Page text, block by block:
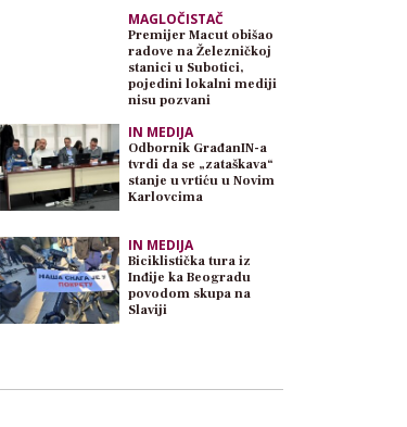
MAGLOČISTAČ
Premijer Macut obišao
radove na Železničkoj
stanici u Subotici,
pojedini lokalni mediji
nisu pozvani
IN MEDIJA
Odbornik GrađanIN-a
tvrdi da se „zataškava“
stanje u vrtiću u Novim
Karlovcima
IN MEDIJA
Biciklistička tura iz
Inđije ka Beogradu
povodom skupa na
Slaviji